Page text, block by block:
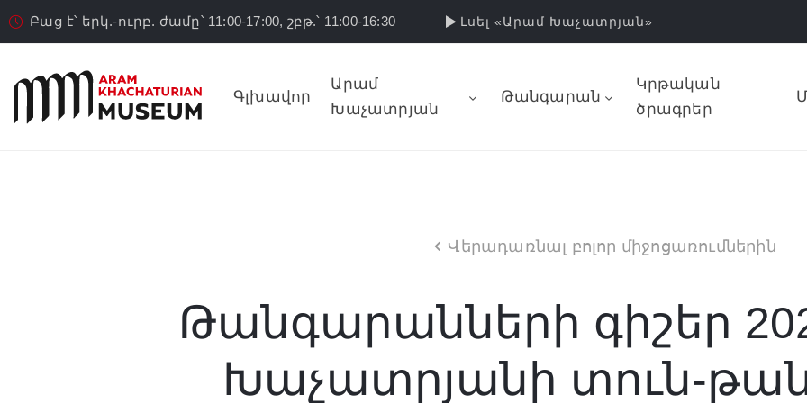
Բաց է՝ երկ.-ուրբ. ժամը՝ 11:00-17:00, շբթ.՝ 11:00-16:30 Լսել «Արամ Խաչատրյան»
Գլխավոր
Արամ
Խաչատրյան
Թանգարան
Կրթական
ծրագրեր
Վերադառնալ բոլոր միջոցառումներին
Թանգարանների գիշեր
Խաչատրյանի տուն-